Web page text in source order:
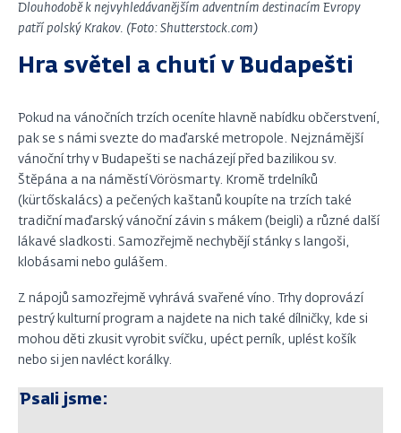
Dlouhodobě k nejvyhledávanějším adventním destinacím Evropy
patří polský Krakov. (Foto: Shutterstock.com)
Hra světel a chutí v Budapešti
Pokud na vánočních trzích oceníte hlavně nabídku občerstvení,
pak se s námi svezte do maďarské metropole. Nejznámější
vánoční trhy v Budapešti se nacházejí před bazilikou sv.
Štěpána a na náměstí Vörösmarty. Kromě trdelníků
(kürtőskalács) a pečených kaštanů koupíte na trzích také
tradiční maďarský vánoční závin s mákem (beigli) a různé další
lákavé sladkosti. Samozřejmě nechybějí stánky s langoši,
klobásami nebo gulášem.
Z nápojů samozřejmě vyhrává svařené víno. Trhy doprovází
pestrý kulturní program a najdete na nich také dílničky, kde si
mohou děti zkusit vyrobit svíčku, upéct perník, uplést košík
nebo si jen navléct korálky.
Psali jsme: